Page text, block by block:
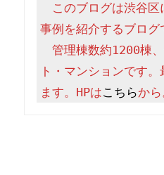
このブログは渋谷区
事例を紹介するブログ
管理棟数約1200棟、
ト・マンションです
ます。HPはこちらか